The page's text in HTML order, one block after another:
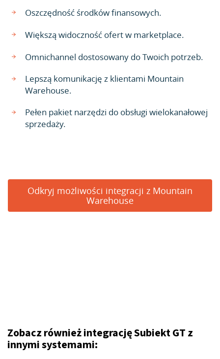
Oszczędność środków finansowych.
Większą widoczność ofert w marketplace.
Omnichannel dostosowany do Twoich potrzeb.
Lepszą komunikację z klientami Mountain
Warehouse.
Pełen pakiet narzędzi do obsługi wielokanałowej
sprzedaży.
Odkryj możliwości integracji z Mountain
Warehouse
Zobacz również integrację Subiekt GT z
innymi systemami: